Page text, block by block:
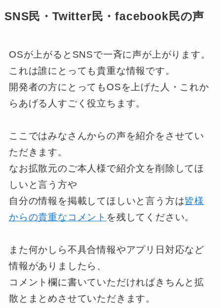
SNS民・Twitter民・facebook民の声
OSが上がるとSNSで一斉に声が上がります。
これは誰にとっても貴重な情報です。
開発者の方にとってもOSを上げた人・これか
らあげる人すごく役立ちます。
ここではみなさんからの声を紹介をさせてい
ただきます。
なお拡散元のご本人様で紹介文を削除してほ
しいと言う方や
自分の情報を掲載してほしいと言う方は皆様
からの貴重なコメント を残してください。
また何かしら不具合情報やアプリ日対応など
情報がありましたら、
コメント欄に書いていただければきちんと拡
散とまとめさせていただきます。